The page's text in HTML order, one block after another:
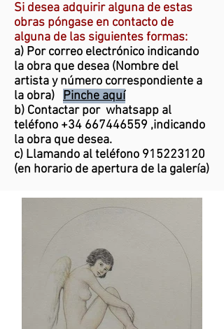
Si desea adquirir alguna de estas
obras póngase en contacto de
alguna de las siguientes formas:
a) Por correo electrónico indicando
la obra que desea (Nombre del
artista y número correspondiente a
la obra) Pinche aquí
b) Contactar por whatsapp al
teléfono +34 667446559 ,indicando
la obra que desea.
c) Llamando al teléfono 915223120
(en horario de apertura de la galería)